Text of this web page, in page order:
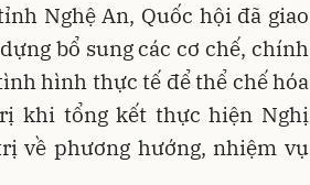
Nghệ An, Quốc hội đã giao
bổ sung các cơ chế, chính
hình thực tế để thể chế hóa
khi tổng kết thực hiện Nghị
về phương hướng, nhiệm vụ